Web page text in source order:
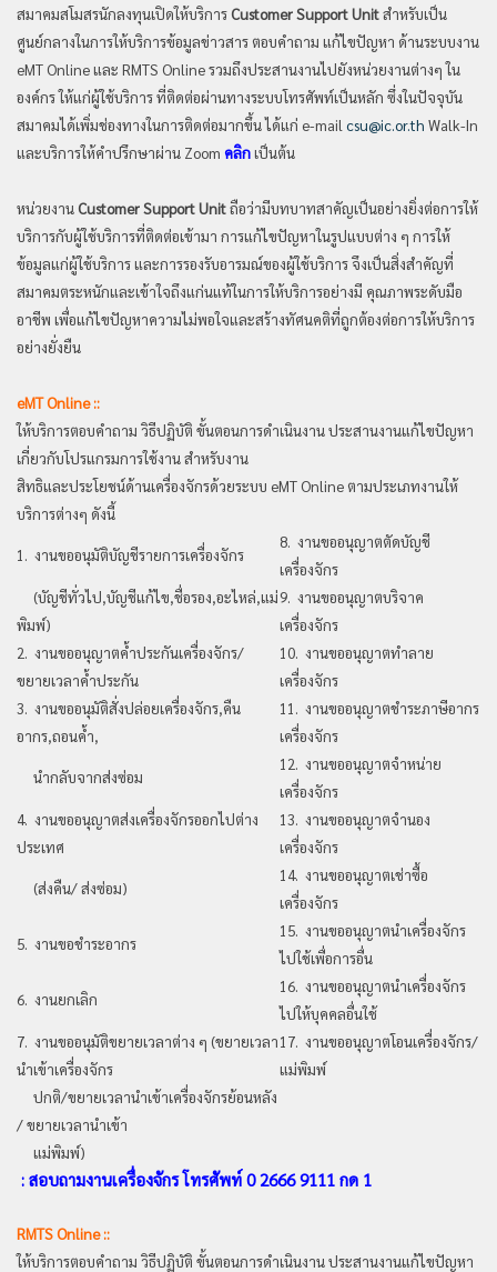
สมาคมสโมสรนักลงทุนเปิดให้บริการ Customer Support Unitสำหรับเป็น
ศูนย์กลางในการให้บริการข้อมูลข่าวสาร ตอบคำถาม แก้ไขปัญหา ด้านระบบงาน
eMT Online และ RMTS Online รวมถึงประสานงานไปยังหน่วยงานต่างๆ ใน
องค์กร ให้แก่ผู้ใช้บริการ ที่ติดต่อผ่านทางระบบโทรศัพท์เป็นหลัก ซึ่งในปัจจุบัน
สมาคมได้เพิ่มช่องทางในการติดต่อมากขึ้น ได้แก่ e-mail csu@ic.or.th Walk-In
และบริการให้คำปรึกษาผ่าน Zoom คลิกเป็นต้น
หน่วยงาน Customer Support Unitถือว่ามีบทบาทสาคัญเป็นอย่างยิ่งต่อการให้
บริการกับผู้ใช้บริการที่ติดต่อเข้ามา การแก้ไขปัญหาในรูปแบบต่าง ๆ การให้
ข้อมูลแก่ผู้ใช้บริการ และการรองรับอารมณ์ของผู้ใช้บริการ จึงเป็นสิ่งสำคัญที่
สมาคมตระหนักและเข้าใจถึงแก่นแท้ในการให้บริการอย่างมี คุณภาพระดับมือ
อาชีพ เพื่อแก้ไขปัญหาความไม่พอใจและสร้างทัศนคติที่ถูกต้องต่อการให้บริการ
อย่างยั่งยืน
eMT Online ::
ให้บริการตอบคำถาม วิธีปฏิบัติ ขั้นตอนการดำเนินงาน ประสานงานแก้ไขปัญหา
เกี่ยวกับโปรแกรมการใช้งาน สำหรับงาน
สิทธิและประโยชน์ด้านเครื่องจักรด้วยระบบ eMT Online ตามประเภทงานให้
บริการต่างๆ ดังนี้
1. งานขออนุมัติบัญชีรายการเครื่องจักร
8. งานขออนุญาตตัดบัญชี
เครื่องจักร
(บัญชีทั่วไป,บัญชีแก้ไข,ชื่อรอง,อะไหล่,แม่
พิมพ์)
9. งานขออนุญาตบริจาค
เครื่องจักร
2. งานขออนุญาตค้ำประกันเครื่องจักร/
ขยายเวลาค้ำประกัน
10. งานขออนุญาตทำลาย
เครื่องจักร
3. งานขออนุมัติสั่งปล่อยเครื่องจักร,คืน
อากร,ถอนค้ำ,
11. งานขออนุญาตชำระภาษีอากร
เครื่องจักร
นำกลับจากส่งซ่อม
12. งานขออนุญาตจำหน่าย
เครื่องจักร
4. งานขออนุญาตส่งเครื่องจักรออกไปต่าง
ประเทศ
13. งานขออนุญาตจำนอง
เครื่องจักร
(ส่งคืน/ ส่งซ่อม)
14. งานขออนุญาตเช่าซื้อ
เครื่องจักร
5. งานขอชำระอากร
15. งานขออนุญาตนำเครื่องจักร
ไปใช้เพื่อการอื่น
6. งานยกเลิก
16. งานขออนุญาตนำเครื่องจักร
ไปให้บุคคลอื่นใช้
7. งานขออนุมัติขยายเวลาต่าง ๆ (ขยายเวลา
นำเข้าเครื่องจักร
17. งานขออนุญาตโอนเครื่องจักร/
แม่พิมพ์
ปกติ/ขยายเวลานำเข้าเครื่องจักรย้อนหลัง
/ ขยายเวลานำเข้า
แม่พิมพ์)
: สอบถามงานเครื่องจักร โทรศัพท์ 0 2666 9111 กด 1
RMTS Online ::
ให้บริการตอบคำถาม วิธีปฏิบัติ ขั้นตอนการดำเนินงาน ประสานงานแก้ไขปัญหา